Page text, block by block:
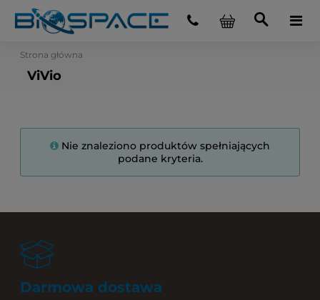
Strona główna
ViVio
Nie znaleziono produktów spełniających
podane kryteria.
Darmowa dostawa